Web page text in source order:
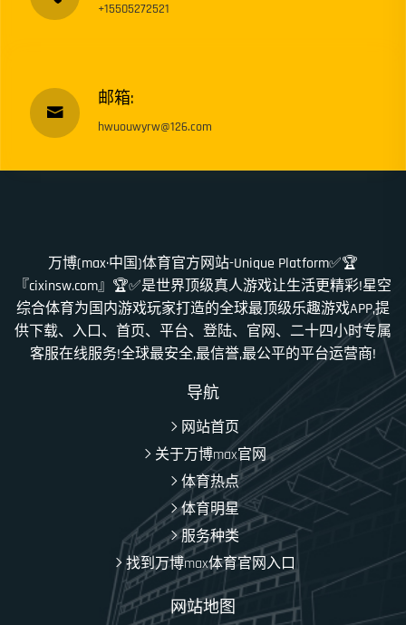
+15505272521
邮箱:
hwuouwyrw@126.com
万博(max·中国)体育官方网站-Unique Platform✅🏆
『cixinsw.com』🏆✅是世界顶级真人游戏让生活更精彩!星空
综合体育为国内游戏玩家打造的全球最顶级乐趣游戏APP,提
供下载、入口、首页、平台、登陆、官网、二十四小时专属
客服在线服务!全球最安全,最信誉,最公平的平台运营商!
导航
网站首页
关于万博max官网
体育热点
体育明星
服务种类
找到万博max体育官网入口
网站地图